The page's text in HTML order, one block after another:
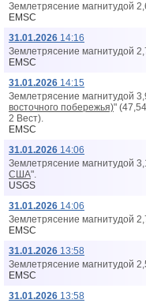
Землетрясение магнитудой
EMSC
31.01.2026 14:16
Землетрясение магнитудой
EMSC
31.01.2026 14:15
Землетрясение магнитудой
восточного побережья)"
2 Вест).
EMSC
31.01.2026 14:06
Землетрясение магнитудой
США".
USGS
31.01.2026 14:06
Землетрясение магнитудой
EMSC
31.01.2026 13:58
Землетрясение магнитудой
EMSC
31.01.2026 13:58